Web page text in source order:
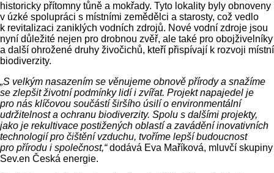
historicky přítomny tůně a mokřady. Tyto lokality byly obnoveny
v úzké spolupráci s místními zemědělci a starosty, což vedlo
k revitalizaci zaniklých vodních zdrojů. Nové vodní zdroje jsou
nyní důležité nejen pro drobnou zvěř, ale také pro obojživelníky
a další ohrožené druhy živočichů, kteří přispívají k rozvoji místní
biodiverzity.
„S velkým nasazením se věnujeme obnově přírody a snažíme
se zlepšit životní podmínky lidí i zvířat. Projekt napajedel je
pro nás klíčovou součástí širšího úsilí o environmentální
udržitelnost a ochranu biodiverzity. Spolu s dalšími projekty,
jako je rekultivace postižených oblastí a zavádění inovativních
technologií pro čištění vzduchu, tvoříme lepší budoucnost
pro přírodu i společnost,“dodává Eva Maříková, mluvčí skupiny
Sev.en Česká energie.